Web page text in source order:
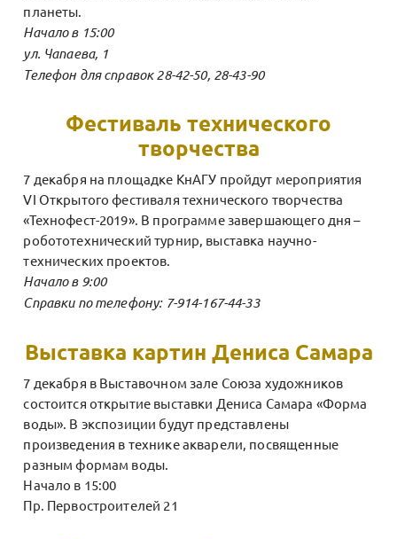
планеты.
Начало в 15:00
ул. Чапаева, 1
Телефон для справок 28-42-50, 28-43-90
Фестиваль технического
творчества
7 декабря на площадке КнАГУ пройдут мероприятия
VI Открытого фестиваля технического творчества
«Технофест-2019». В программе завершающего дня –
робототехнический турнир, выставка научно-
технических проектов.
Начало в 9:00
Справки по телефону: 7-914-167-44-33
Выставка картин Дениса Самара
7 декабря в Выставочном зале Союза художников
состоится открытие выставки Дениса Самара «Форма
воды». В экспозиции будут представлены
произведения в технике акварели, посвященные
разным формам воды.
Начало в 15:00
Пр. Первостроителей 21